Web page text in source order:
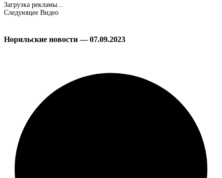
Загрузка рекламы...
Следующее Видео
Норильские новости — 07.09.2023